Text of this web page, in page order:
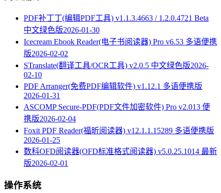
PDF补丁丁(编辑PDF工具) v1.1.3.4663 / 1.2.0.4721 Beta
中文绿色版2026-01-30
Icecream Ebook Reader(电子书阅读器) Pro v6.53 多语便携
版2026-02-02
STranslate(翻译工具/OCR工具) v2.0.5 中文绿色版2026-
02-10
PDF Arranger(免费PDF编辑软件) v1.12.1 多语便携版
2026-01-31
ASCOMP Secure-PDF(PDF文件加密软件) Pro v2.013 便
携版2026-02-04
Foxit PDF Reader(福昕阅读器) v12.1.1.15289 多语便携版
2026-01-25
数科OFD阅读器(OFD标准格式阅读器) v5.0.25.1014 最新
版2026-02-01
操作系统